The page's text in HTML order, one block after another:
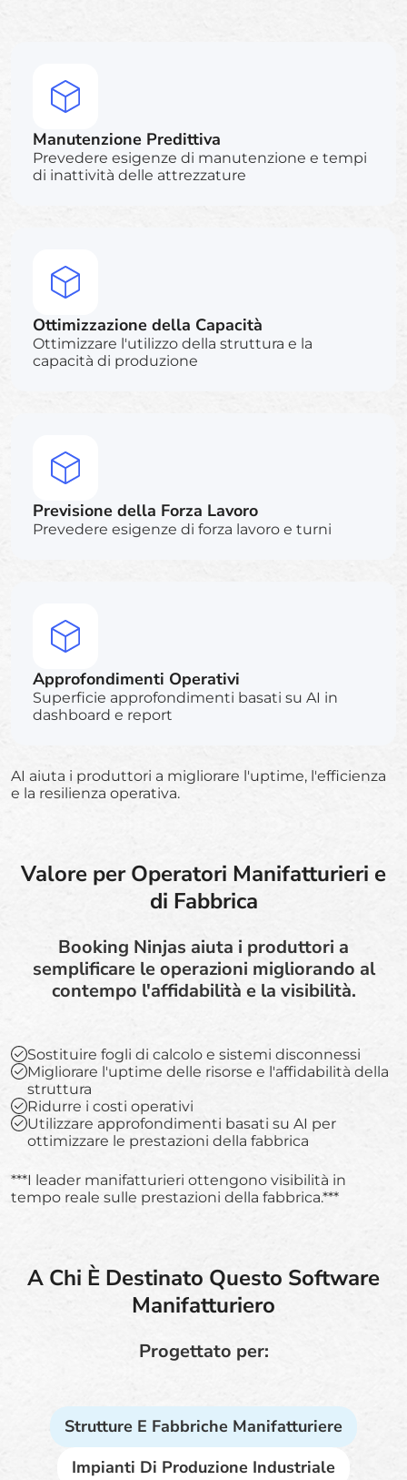
Manutenzione Predittiva
Prevedere esigenze di manutenzione e tempi
di inattività delle attrezzature
Ottimizzazione della Capacità
Ottimizzare l'utilizzo della struttura e la
capacità di produzione
Previsione della Forza Lavoro
Prevedere esigenze di forza lavoro e turni
Approfondimenti Operativi
Superficie approfondimenti basati su AI in
dashboard e report
AI aiuta i produttori a migliorare l'uptime, l'efficienza
e la resilienza operativa.
Valore per Operatori Manifatturieri e
di Fabbrica
Booking Ninjas aiuta i produttori a
semplificare le operazioni migliorando al
contempo l'affidabilità e la visibilità.
Sostituire fogli di calcolo e sistemi disconnessi
Migliorare l'uptime delle risorse e l'affidabilità della
struttura
Ridurre i costi operativi
Utilizzare approfondimenti basati su AI per
ottimizzare le prestazioni della fabbrica
***I leader manifatturieri ottengono visibilità in
tempo reale sulle prestazioni della fabbrica.***
A Chi È Destinato Questo Software
Manifatturiero
Progettato per:
Strutture E Fabbriche Manifatturiere
Impianti Di Produzione Industriale